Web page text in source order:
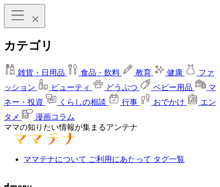
カテゴリ
雑貨・日用品 食品・飲料 教育 健康
ファ
ッション
ビューティ どうぶつ ベビー用品
マ
ネー・投資
くらしの相談 行事 おでかけ
エン
タメ
漫画コラム
ママの知りたい情報が集まるアンテナ
ママテナについて ご利用にあたって タグ一覧